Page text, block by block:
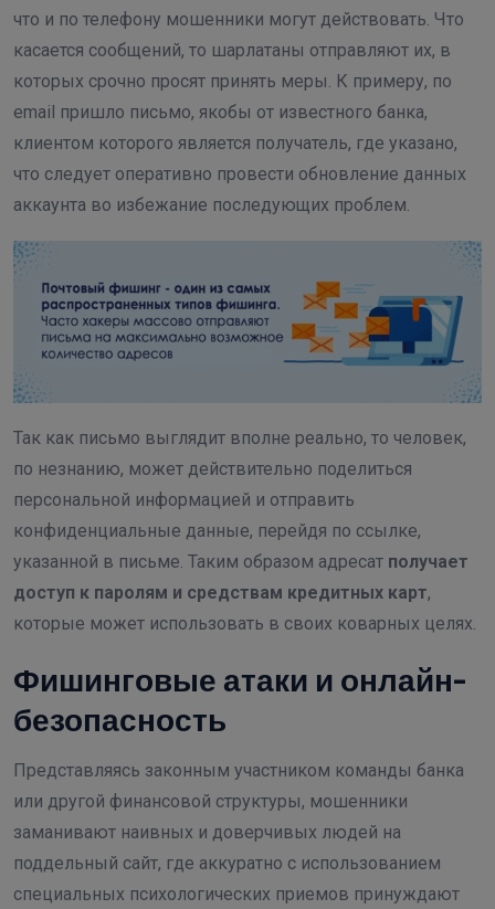
что и по телефону мошенники могут действовать. Что
касается сообщений, то шарлатаны отправляют их, в
которых срочно просят принять меры. К примеру, по
email пришло письмо, якобы от известного банка,
клиентом которого является получатель, где указано,
что следует оперативно провести обновление данных
аккаунта во избежание последующих проблем.
Так как письмо выглядит вполне реально, то человек,
по незнанию, может действительно поделиться
персональной информацией и отправить
конфиденциальные данные, перейдя по ссылке,
указанной в письме. Таким образом адресат получает
доступ к паролям и средствам кредитных карт,
которые может использовать в своих коварных целях.
Фишинговые атаки и онлайн-
безопасность
Представляясь законным участником команды банка
или другой финансовой структуры, мошенники
заманивают наивных и доверчивых людей на
поддельный сайт, где аккуратно с использованием
специальных психологических приемов принуждают